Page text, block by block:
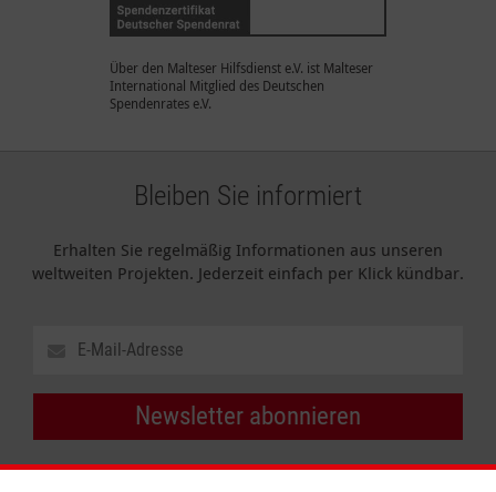
Über den Malteser Hilfsdienst e.V. ist Malteser
International Mitglied des Deutschen
Spendenrates e.V.
Bleiben Sie informiert
Erhalten Sie regelmäßig Informationen aus unseren
weltweiten Projekten. Jederzeit einfach per Klick kündbar.
Newsletter abonnieren